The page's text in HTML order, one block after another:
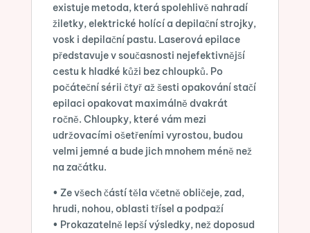
existuje metoda, která spolehlivě nahradí
žiletky, elektrické holící a depilační strojky,
vosk i depilační pastu. Laserová epilace
představuje v současnosti nejefektivnější
cestu k hladké kůži bez chloupků. Po
počáteční sérii čtyř až šesti opakování stačí
epilaci opakovat maximálně dvakrát
ročně. Chloupky, které vám mezi
udržovacími ošetřeními vyrostou, budou
velmi jemné a bude jich mnohem méně než
na začátku.
• Ze všech částí těla včetně obličeje, zad,
hrudi, nohou, oblasti třísel a podpaží
• Prokazatelně lepší výsledky, než doposud